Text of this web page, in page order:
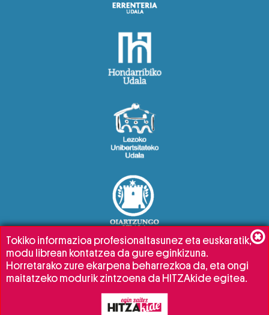
Tokiko informazioa profesionaltasunez eta euskaratik,
modu librean kontatzea da gure eginkizuna.
Horretarako zure ekarpena beharrezkoa da, eta ongi
maitatzeko modurik zintzoena da HITZAkide egitea.